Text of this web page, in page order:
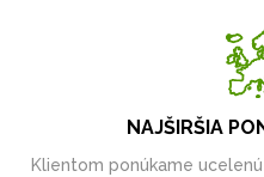
NAJŠIRŠIA
Klientom ponúkame